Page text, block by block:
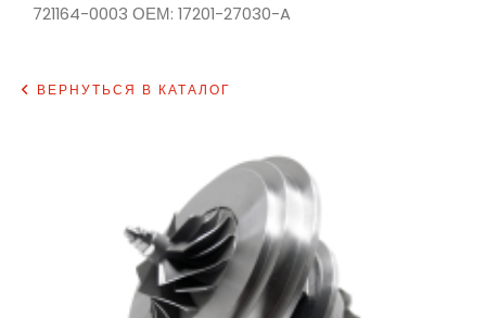
721164-0003 ОЕМ: 17201-27030-A
ВЕРНУТЬСЯ В КАТАЛОГ